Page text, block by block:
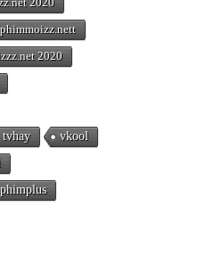
phimmoizz.nett
2020
tvhay
vkool